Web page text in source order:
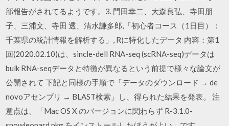
部報告がされてるようです。3. 門田幸二、大森良弘、寺田朋
子、三浦文、寺田 透、清水謙多郎,「初心者コース（1日目）：
千葉県の統計情報を解析する」, Rに特化したデータ 内容：第1
回(2020.02.10)は、sincle-dell RNA-seq (scRNA-seq)データは
bulk RNA-seqデータと特徴が異なるという前提で様々な論文が
公開されて 下記と同様の手順で「データのダウンロード → de
novoアセンブリ → BLAST検索」し、得られた結果を発表。 注
意点は、「Mac OS X のバージョンに関わらず R-3.1.0-